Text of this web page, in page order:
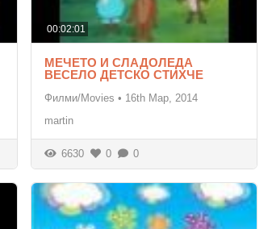
00:02:01
МЕЧЕТО И СЛАДОЛЕДА
ВЕСЕЛО ДЕТСКО СТИХЧЕ
Филми/Movies • 16th Мар, 2014
martin
6630 0 0